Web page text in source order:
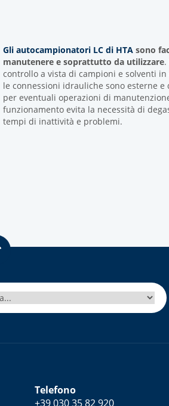
Gli autocampionatori LC di HTA sono
manutenere e soprattutto da utilizzare.
controllo a vista di campioni e solventi
le connessioni idrauliche sono esterne
per eventuali operazioni di
funzionamento evita la necessità di
tempi di inattività e problemi.
Telefono
+39 030 35 82 920